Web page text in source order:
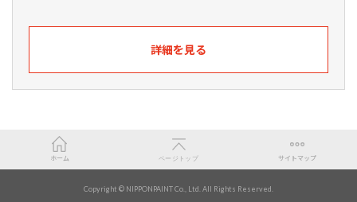
詳細を見る
ホーム ページトップ サイトマップ
Copyright © NIPPONPAINT Co., Ltd. All Rights Reserved.